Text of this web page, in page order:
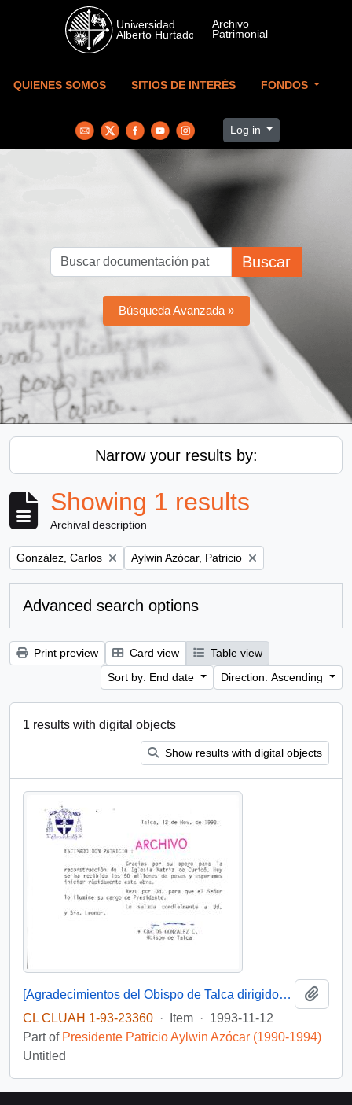
Skip to main content
QUIENES SOMOS SITIOS DE INTERÉS FONDOS
Log in
Buscar
Búsqueda Avanzada »
Narrow your results by:
Showing 1 results
Archival description
Remove filter:
González, Carlos Remove filter:
Aylwin Azócar, Patricio
Advanced search options
Print preview Card view
Table view
Sort by: End date
Direction: Ascending
1 results with digital objects
Show results with digital objects
[Agradecimientos del Obispo de Talca dirigidos al Presidente Patricio Aylwin por el apoyo en la reconstrucción de la Iglesia Matriz de Curicó]
CL CLUAH 1-93-23360 · Item · 1993-11-12
Part of Presidente Patricio Aylwin Azócar (1990-1994)
Untitled